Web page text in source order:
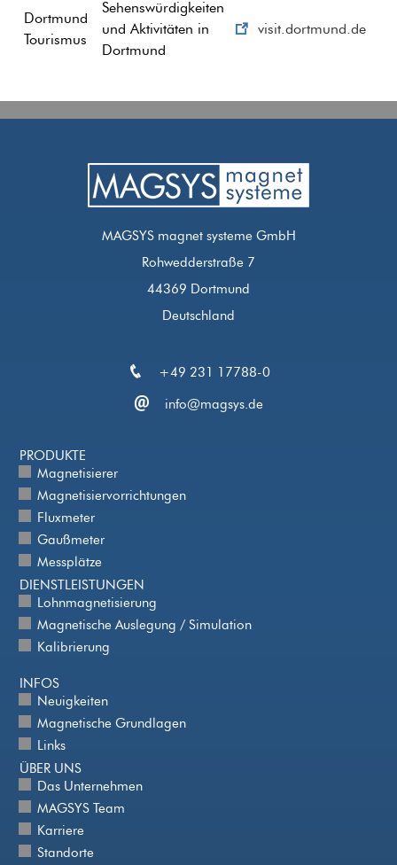
Dortmund
Tourismus
Sehenswürdigkeiten
und Aktivitäten in
Dortmund
visit.dortmund.de
MAGSYS magnet systeme GmbH
Rohwedderstraße 7
44369 Dortmund
Deutschland
+49 231 17788-0
info@magsys.de
PRODUKTE
Magnetisierer
Magnetisiervorrichtungen
Fluxmeter
Gaußmeter
Messplätze
DIENSTLEISTUNGEN
Lohnmagnetisierung
Magnetische Auslegung / Simulation
Kalibrierung
INFOS
Neuigkeiten
Magnetische Grundlagen
Links
ÜBER UNS
Das Unternehmen
MAGSYS Team
Karriere
Standorte